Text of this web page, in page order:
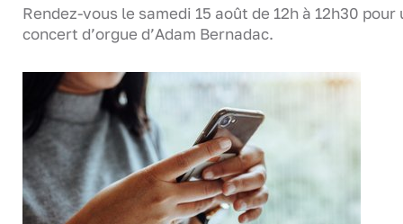
Rendez-vous le samedi 15 août de 12h à 12h30 pour
concert d’orgue d’Adam Bernadac.